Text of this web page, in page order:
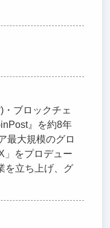
・ブロックチェ
』を約8年
最大規模のグロ
」をプロデュー
を立ち上げ、グ